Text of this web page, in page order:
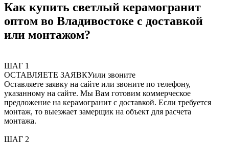
Как купить светлый керамогранит
оптом во Владивостоке с доставкой
или монтажом?
ШАГ 1
ОСТАВЛЯЕТЕ ЗАЯВКУили звоните
Оставляете заявку на сайте или звоните по телефону,
указанному на сайте. Мы Вам готовим коммерческое
предложение на керамогранит с доставкой. Если требуется
монтаж, то выезжает замерщик на объект для расчета
монтажа.
ШАГ 2